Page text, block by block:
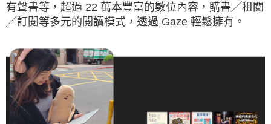
有聲書等，超過 22 萬本豐富的數位內容，購書╱租閱
╱訂閱等多元的閱讀模式，透過 Gaze 輕鬆擁有。